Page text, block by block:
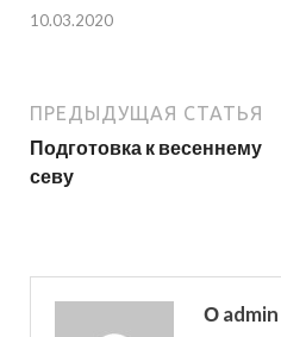
10.03.2020
ПРЕДЫДУЩАЯ СТАТЬЯ
Подготовка к весеннему
севу
О admin